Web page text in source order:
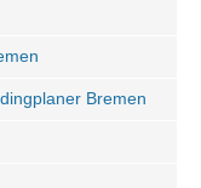
Bremen